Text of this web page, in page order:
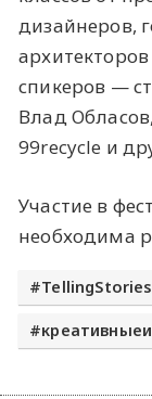
дизайнеров,
спикеров —
Влад
99recycle и
Участие в
необходима
TellingStories